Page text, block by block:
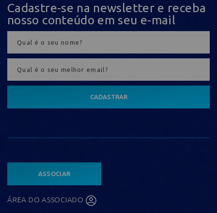
Cadastre-se na newsletter e receba
nosso conteúdo em seu e-mail
CADASTRAR
ASSOCIAR
ÁREA DO ASSOCIADO